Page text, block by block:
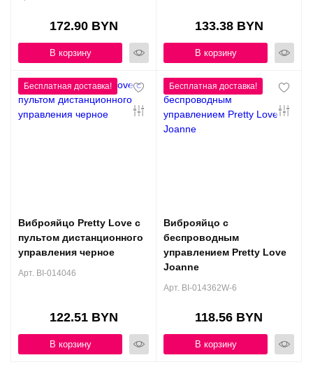
172.90 BYN
В корзину
133.38 BYN
В корзину
Виброяйцо Pretty Love с
пультом дистанционного
управления черное
Арт. BI-014046
122.51 BYN
В корзину
Виброяйцо с
беспроводным
управлением Pretty Love
Joanne
Арт. BI-014362W-6
118.56 BYN
В корзину